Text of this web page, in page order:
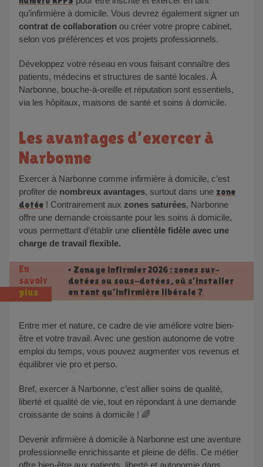
qu’infirmière à domicile. Vous devrez également signer un
contrat de collaboration ou créer votre propre cabinet,
selon vos préférences et vos projets professionnels.
Développez votre réseau en vous faisant connaître des
patients, médecins et structures de santé locales. À
Narbonne, bouche-à-oreille et réputation sont essentiels,
via les hôpitaux, maisons de santé et soins à domicile.
Les avantages d’exercer à
Narbonne
Exercer à Narbonne comme infirmière à domicile, c’est
profiter de nombreux avantages, surtout dans une zone
dotée ! Contrairement aux zones saturées, Narbonne
offre une demande croissante pour les soins à domicile,
vous permettant d’établir une clientèle fidèle avec une
charge de travail flexible.
En
savoir
plus
• Zonage infirmier 2026 : zones sur-
dotées ou sous-dotées, où s’installer
en tant qu’infirmière libérale ?
Entre mer et nature, ce cadre de vie améliore votre bien-
être et votre travail. Avec une gestion autonome de votre
emploi du temps, vous pouvez augmenter vos revenus et
équilibrer vie pro et perso.
Bref, exercer à Narbonne, c’est allier soins de qualité,
liberté et qualité de vie, tout en répondant à une demande
croissante de soins à domicile ! 🌈
Devenir infirmière à domicile à Narbonne est une aventure
professionnelle enrichissante et pleine de défis. Ce métier
offre bien-être aux patients, liberté et autonomie dans